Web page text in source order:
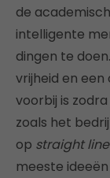
de
intelligente
dingen te
vrijheid en
voorbij is
zoals het
op straight
meeste